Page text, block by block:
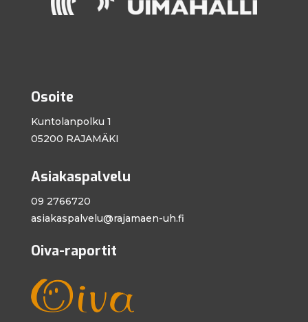
Osoite
Kuntolanpolku 1
05200 RAJAMÄKI
Asiakaspalvelu
09 2766720
asiakaspalvelu@rajamaen-uh.fi
Oiva-raportit